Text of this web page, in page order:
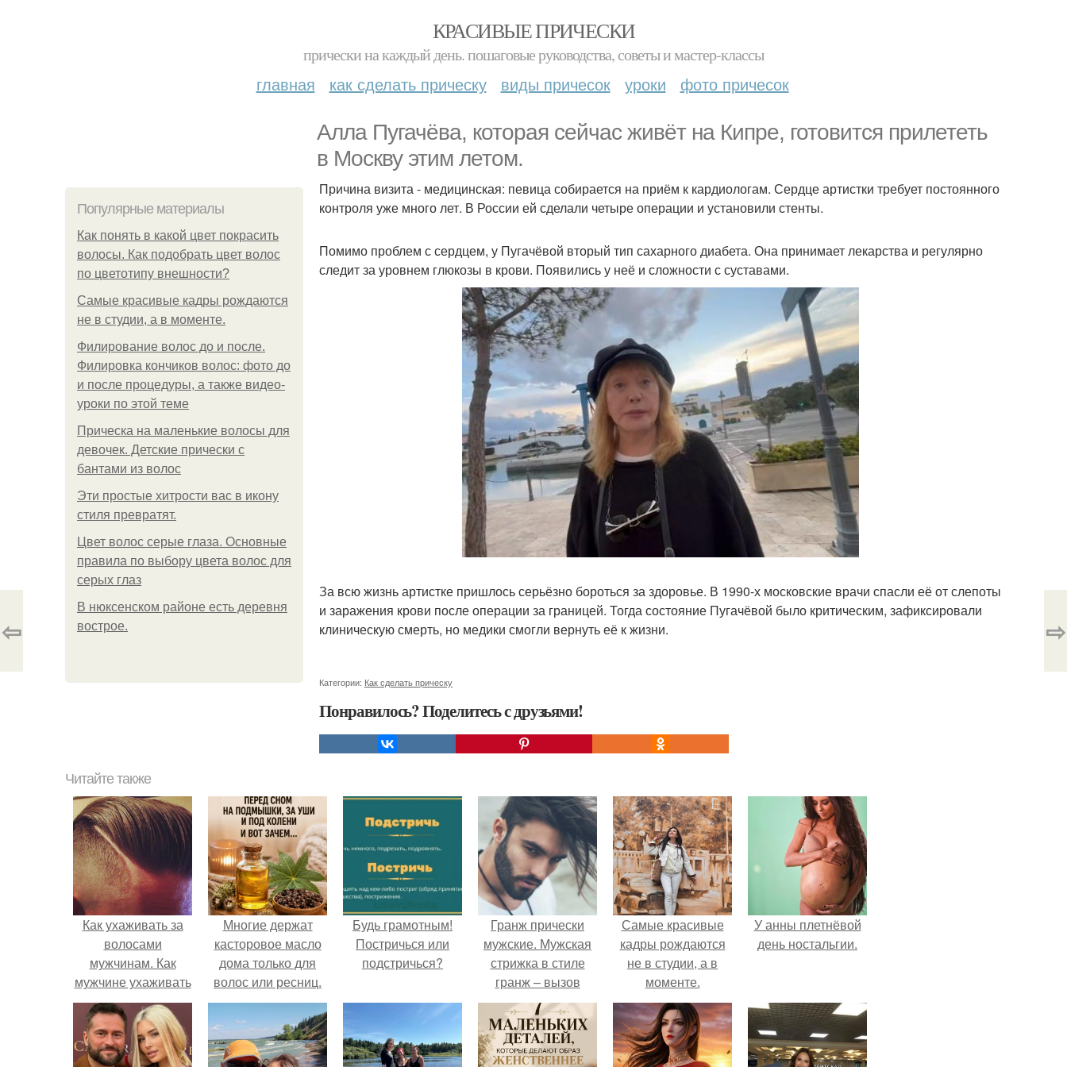
КРАСИВЫЕ ПРИЧЕСКИ
прически на каждый день. пошаговые руководства, советы и мастер-классы
главная как сделать прическу виды причесок уроки фото причесок
Алла Пугачёва, которая сейчас живёт на Кипре, готовится прилететь
в Москву этим летом.
Популярные материалы
Как понять в какой цвет покрасить
волосы. Как подобрать цвет волос
по цветотипу внешности?
Самые красивые кадры рождаются
не в студии, а в моменте.
Филирование волос до и после.
Филировка кончиков волос: фото до
и после процедуры, а также видео-
уроки по этой теме
Прическа на маленькие волосы для
девочек. Детские прически с
бантами из волос
Эти простые хитрости вас в икону
стиля превратят.
Цвет волос серые глаза. Основные
правила по выбору цвета волос для
серых глаз
В нюксенском районе есть деревня
вострое.
Причина визита - медицинская: певица собирается на приём к кардиологам. Сердце артистки требует постоянного
контроля уже много лет. В России ей сделали четыре операции и установили стенты.
Помимо проблем с сердцем, у Пугачёвой вторый тип сахарного диабета. Она принимает лекарства и регулярно
следит за уровнем глюкозы в крови. Появились у неё и сложности с суставами.
За всю жизнь артистке пришлось серьёзно бороться за здоровье. В 1990-х московские врачи спасли её от слепоты
и заражения крови после операции за границей. Тогда состояние Пугачёвой было критическим, зафиксировали
клиническую смерть, но медики смогли вернуть её к жизни.
Категории: Как сделать прическу
Понравилось? Поделитесь с друзьями!
⇦ ⇨
Читайте также
Как ухаживать за
волосами
мужчинам. Как
мужчине ухаживать
за волосами
Многие держат
касторовое масло
дома только для
волос или ресниц.
Будь грамотным!
Постричься или
подстричься?
Гранж прически
мужские. Мужская
стрижка в стиле
гранж – вызов
стандарту
Самые красивые
кадры рождаются
не в студии, а в
моменте.
У анны плетнёвой
день ностальгии.